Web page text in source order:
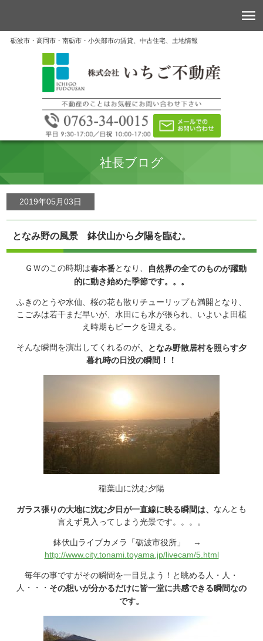
砺波市・高岡市・南砺市・小矢部市の賃貸、中古住宅、土地情報
社長ブログ
2019年05月03日
となみ野の風景 鉢伏山から夕陽を臨む。
ＧＷのこの時期は春本番となり、
自然界の全てのものが躍動
的に動き始めた季節です。。。
ふきのとうや水仙、桜の花も散りチューリップも満開となり、
こごみは若干まだ早いが、水田にも水が張られ、いよいよ田植
え時期もピークを迎える。
そんな瞬間を演出してくれるのが、となみ野散居村を照らす夕
暮れ時の日没の瞬間！！
稲葉山に沈む夕陽
ガラス張りの大地に沈む夕日が一直線に映る瞬間は、 なんとも
言えず見入ってしまう光景です。。。。
鉢伏山ライブカメラ「砺波市役所」 →
http://www.city.tonami.toyama.jp/livecam/5.html
毎年の事ですがその瞬間を一目見よう！と眺める人・人・
人・・・ その想いが分かるだけに皆一堂に共感できる瞬間なの
です。